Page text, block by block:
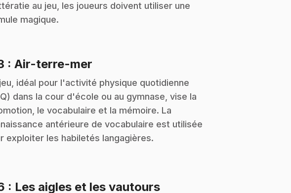
au jeu, les joueurs doivent utiliser une
magique.
: Air-terre-mer
idéal pour l'activité physique quotidienne
dans la cour d'école ou au gymnase, vise la
le vocabulaire et la mémoire. La
antérieure de vocabulaire est utilisée
exploiter les habiletés langagières.
: Les aigles et les vautours.